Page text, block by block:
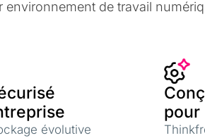
de travail
évolutive
pour